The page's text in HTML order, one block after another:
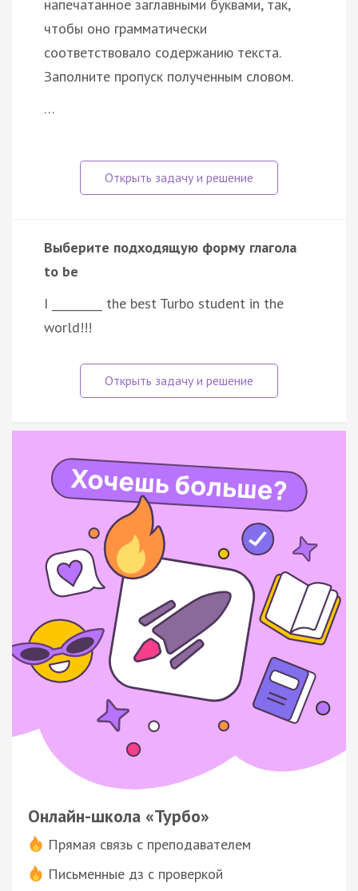
напечатанное заглавными буквами, так,
чтобы оно грамматически
соответствовало содержанию текста.
Заполните пропуск полученным словом.
…
Выберите подходящую форму глагола
to be
I _________ the best Turbo student in the
world!!!
Онлайн-школа «Турбо»
Прямая связь с преподавателем
Письменные дз с проверкой